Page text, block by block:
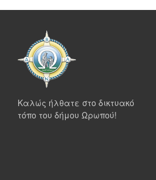
Καλώς ήλθατε στο δικτυακό
τόπο του δήμου Ωρωπού!